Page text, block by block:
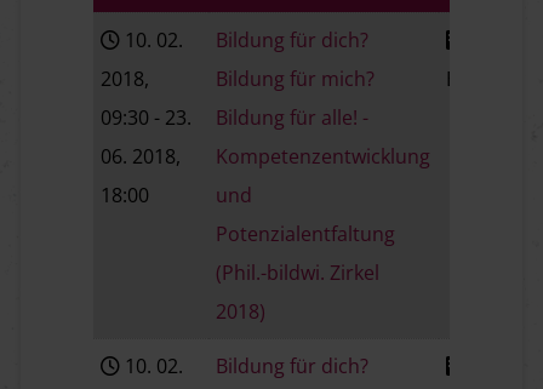
10. 02.
2018,
09:30 - 23.
06. 2018,
18:00
Bildung für dich?
Bildung für mich?
Bildung für alle! -
Kompetenzentwicklung
und
Potenzialentfaltung
(Phil.-bildwi. Zirkel
2018)
Baden
10. 02.
Bildung für dich?